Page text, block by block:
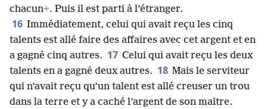
chacun+. Puis il est parti à l’étranger.
16 Immédiatement, celui qui avait reçu les cinq
talents est allé faire des affaires avec cet argent et en
a gagné cinq autres. 17 Celui qui avait reçu les deux
talents en a gagné deux autres. 18 Mais le serviteur
qui n’avait reçu qu’un talent est allé creuser un trou
dans la terre et y a caché l’argent de son maître.